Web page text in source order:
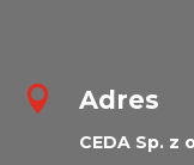
 Adres
CEDA Sp. z